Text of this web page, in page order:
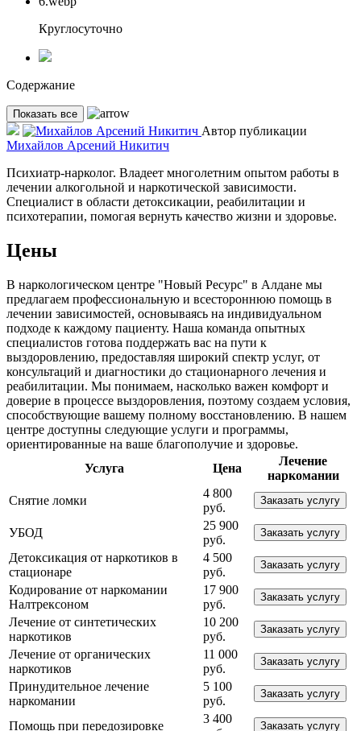
Круглосуточно
Содержание
Показать все
Автор публикации
Михайлов Арсений Никитич
Психиатр-нарколог. Владеет многолетним опытом работы в
лечении алкогольной и наркотической зависимости.
Специалист в области детоксикации, реабилитации и
психотерапии, помогая вернуть качество жизни и здоровье.
Цены
В наркологическом центре "Новый Ресурс" в Алдане мы
предлагаем профессиональную и всестороннюю помощь в
лечении зависимостей, основываясь на индивидуальном
подходе к каждому пациенту. Наша команда опытных
специалистов готова поддержать вас на пути к
выздоровлению, предоставляя широкий спектр услуг, от
консультаций и диагностики до стационарного лечения и
реабилитации. Мы понимаем, насколько важен комфорт и
доверие в процессе выздоровления, поэтому создаем условия,
способствующие вашему полному восстановлению. В нашем
центре доступны следующие услуги и программы,
ориентированные на ваше благополучие и здоровье.
Услуга
Цена
Лечение
наркомании
Снятие ломки
4 800
руб.
Заказать услугу
УБОД
25 900
руб.
Заказать услугу
Детоксикация от наркотиков в
стационаре
4 500
руб.
Заказать услугу
Кодирование от наркомании
Налтрексоном
17 900
руб.
Заказать услугу
Лечение от синтетических
наркотиков
10 200
руб.
Заказать услугу
Лечение от органических
наркотиков
11 000
руб.
Заказать услугу
Принудительное лечение
наркомании
5 100
руб.
Заказать услугу
Помощь при передозировке
3 400
Заказать услугу